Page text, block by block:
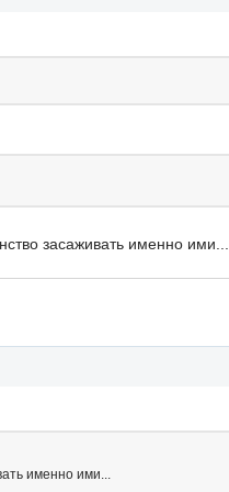
засаживать именно ими...
именно ими...